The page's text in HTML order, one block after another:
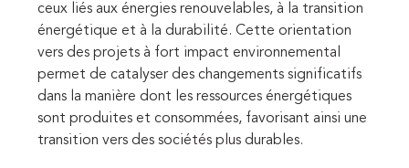
ceux liés aux énergies renouvelables, à la transition
énergétique et à la durabilité. Cette orientation
vers des projets à fort impact environnemental
permet de catalyser des changements significatifs
dans la manière dont les ressources énergétiques
sont produites et consommées, favorisant ainsi une
transition vers des sociétés plus durables.